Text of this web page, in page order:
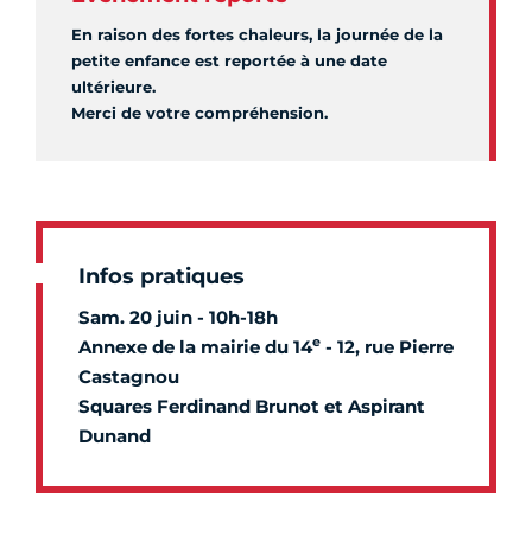
En raison des fortes chaleurs, la journée de la
petite enfance est reportée à une date
ultérieure.
Merci de votre compréhension.
Infos pratiques
Sam. 20 juin - 10h-18h
Annexe de la mairie du 14e - 12, rue Pierre
Castagnou
Squares Ferdinand Brunot et Aspirant
Dunand